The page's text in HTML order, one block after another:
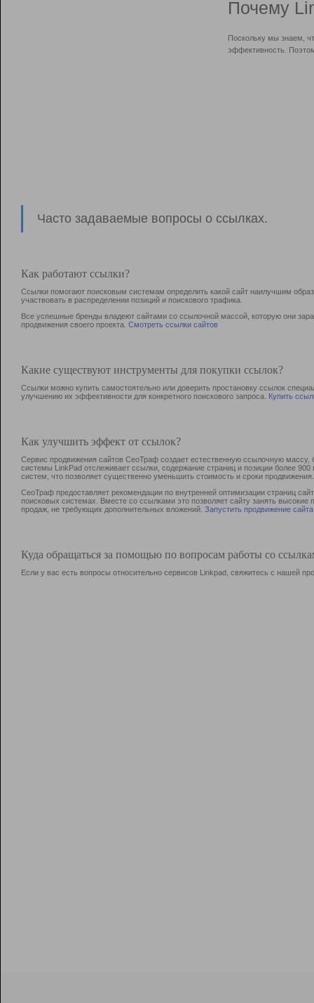
Почему
Поскольку мы знаем,
эффективность.
Часто задаваемые вопросы о ссылках.
Как работают ссылки?
Ссылки помогают поисковым системам определить какой сайт наилучшим
участвовать в раcпределении позиций и поискового трафика.
Все успешные бренды владеют сайтами со ссылочной массой, которую они
продвижения своего проекта. Смотреть ссылки сайтов
Какие существуют инструменты для покупки ссылок?
Ссылки можно купить самостоятельно или доверить простановку ссылок
улучшению их эффективности для конкретного поискового запроса. Купить
Как улучшить эффект от ссылок?
Сервис продвижения сайтов СеоТраф создает естественную ссылочную
системы LinkPad отслеживает ссылки, содержание страниц и позиции более
систем, что позволяет существенно уменьшить стоимость и сроки продвижения.
СеоТраф предоставляет рекомендации по внутренней оптимизации страниц
поисковых системах. Вместе со ссылками это позволяет сайту занять
продаж, не требующих дополнительных вложений. Запустить продвижение сайта
Куда обращаться за помощью по вопросам работы со
Если у вас есть вопросы относительно сервисов Linkpad, свяжитесь с нашей